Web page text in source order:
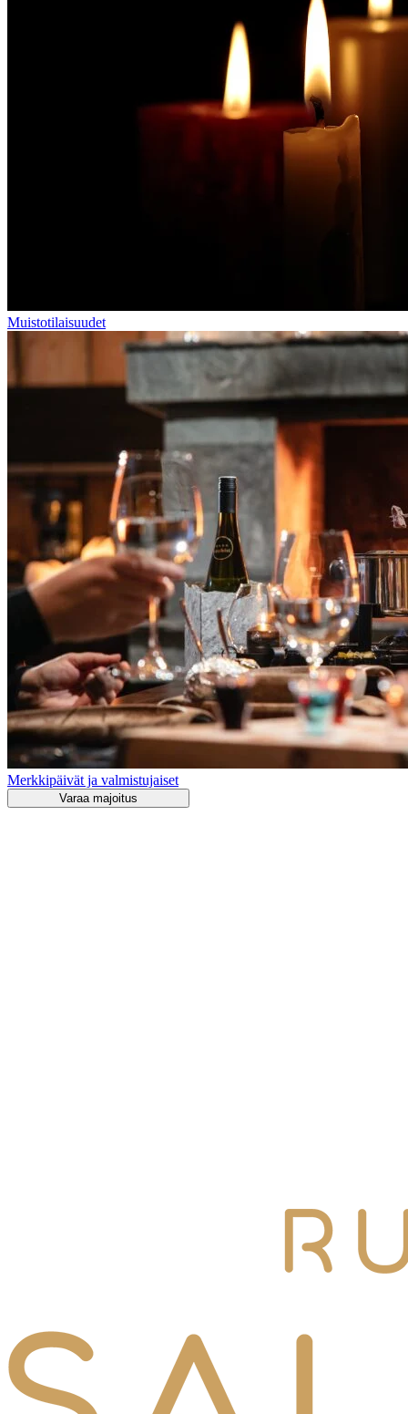
Muistotilaisuudet
Merkkipäivät ja valmistujaiset
Varaa majoitus